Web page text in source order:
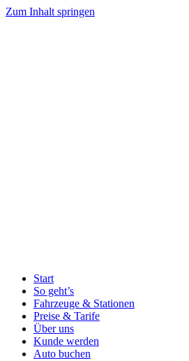
Zum Inhalt springen
Start
So geht’s
Fahrzeuge & Stationen
Preise & Tarife
Über uns
Kunde werden
Auto buchen